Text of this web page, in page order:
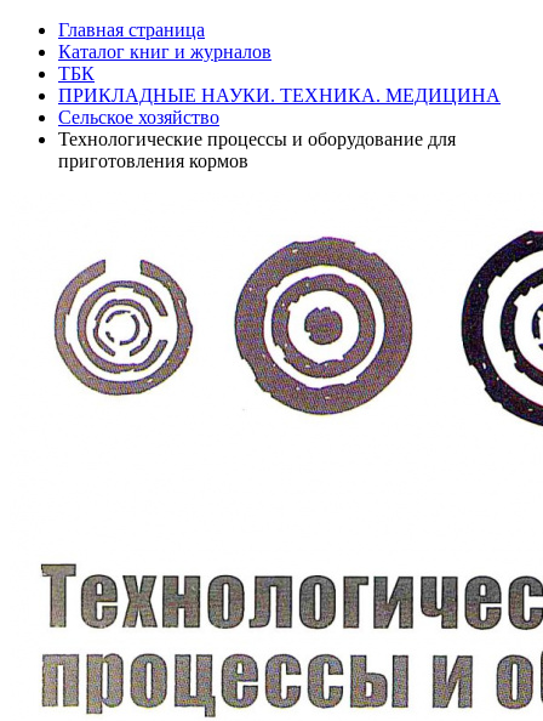
Главная страница
Каталог книг и журналов
ТБК
ПРИКЛАДНЫЕ НАУКИ. ТЕХНИКА. МЕДИЦИНА
Сельское хозяйство
Технологические процессы и оборудование для
приготовления кормов